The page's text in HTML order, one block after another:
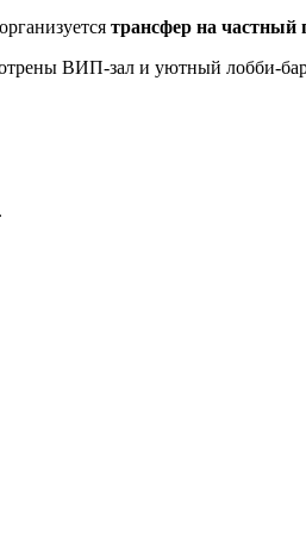
трансфер на частный
ВИП-зал и уютный лобби-